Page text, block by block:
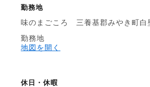
勤務地
味のまごころ 三養基郡みやき町白
勤務地
地図を開く
休日・休暇